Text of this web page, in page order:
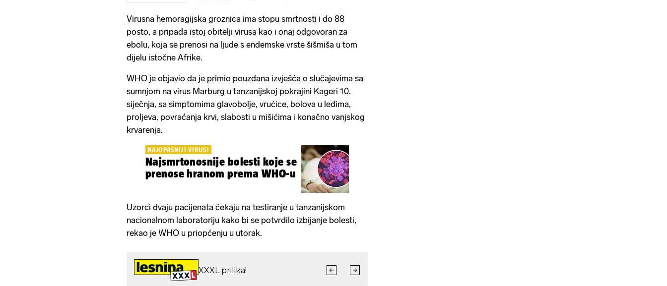
Virusna hemoragijska groznica ima stopu smrtnosti i do 88
posto, a pripada istoj obitelji virusa kao i onaj odgovoran za
ebolu, koja se prenosi na ljude s endemske vrste šišmiša u tom
dijelu istočne Afrike.
WHO je objavio da je primio pouzdana izvješća o slučajevima sa
sumnjom na virus Marburg u tanzanijskoj pokrajini Kageri 10.
siječnja, sa simptomima glavobolje, vrućice, bolova u leđima,
proljeva, povraćanja krvi, slabosti u mišićima i konačno vanjskog
krvarenja.
NAJOPASNIJI VIRUSI
Najsmrtonosnije bolesti koje se
prenose hranom prema WHO-u
Uzorci dvaju pacijenata čekaju na testiranje u tanzanijskom
nacionalnom laboratoriju kako bi se potvrdilo izbijanje bolesti,
rekao je WHO u priopćenju u utorak.